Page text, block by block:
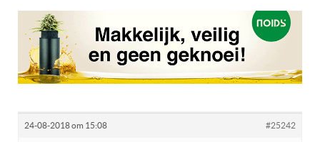
24-08-2018 om 15:08 #25242